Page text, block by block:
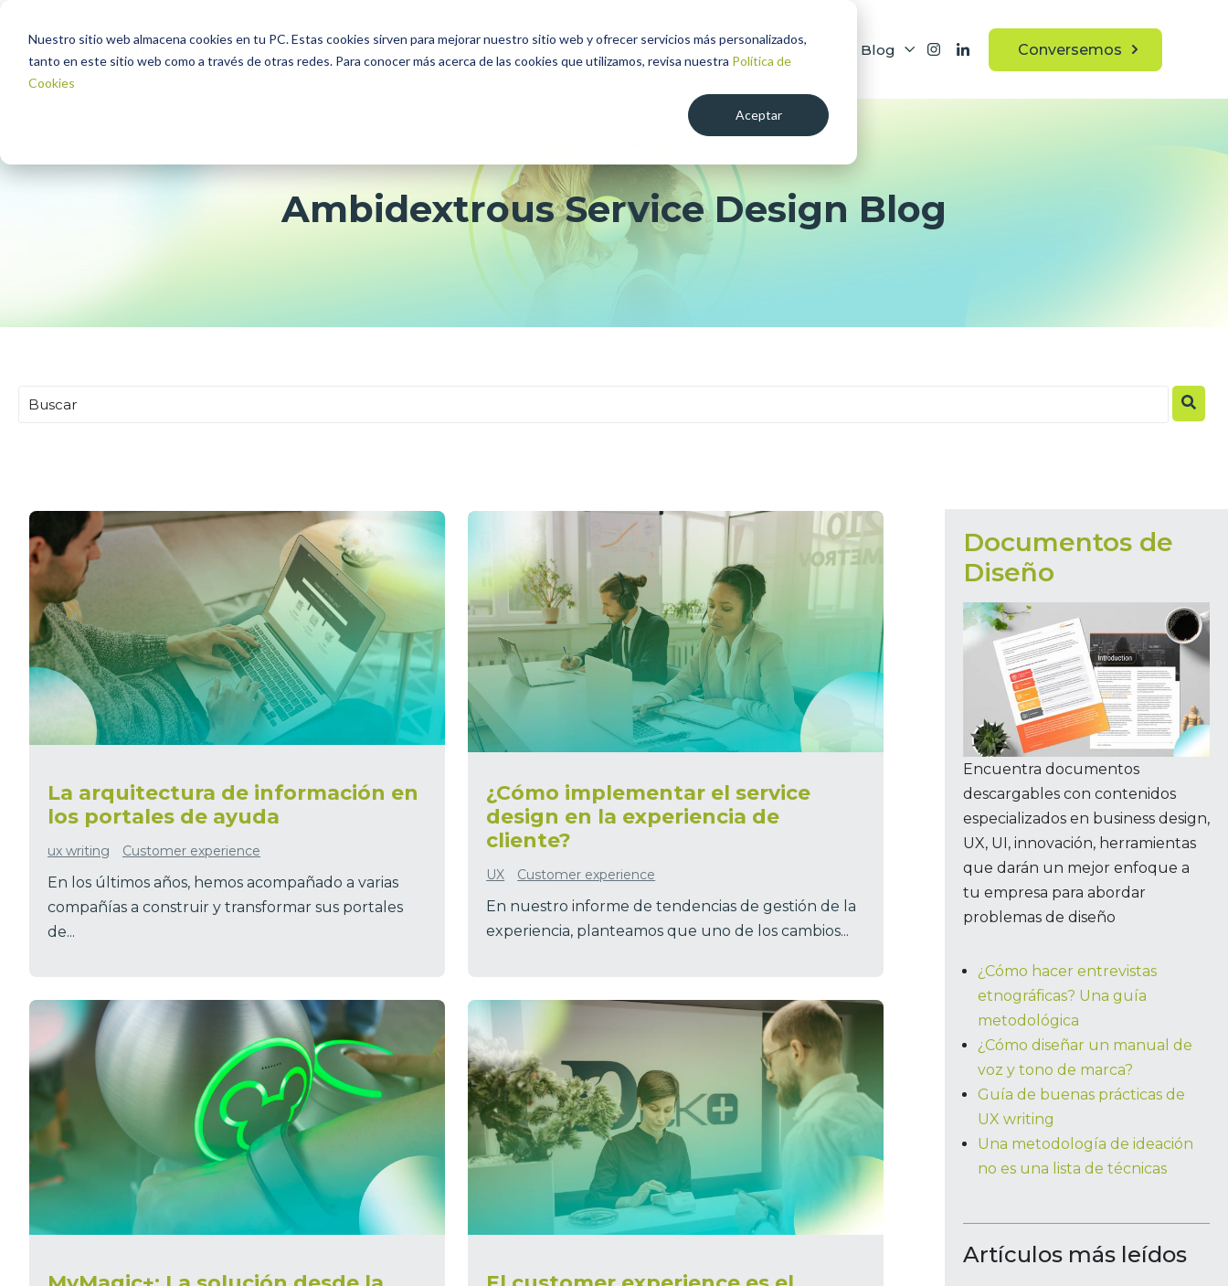
Nuestro sitio web almacena cookies en tu PC. Estas cookies sirven para mejorar nuestro sitio web y ofrecer servicios más personalizados,
tanto en este sitio web como a través de otras redes. Para conocer más acerca de las cookies que utilizamos, revisa nuestra Política de
Cookies
Aceptar
Nosotros Blog Conversemos
Ambidextrous Service Design Blog
La arquitectura de información en
los portales de ayuda
ux writing Customer experience
En los últimos años, hemos acompañado a varias
compañías a construir y transformar sus portales
de...
¿Cómo implementar el service
design en la experiencia de
cliente?
UX Customer experience
En nuestro informe de tendencias de gestión de la
experiencia, planteamos que uno de los cambios...
Documentos de
Diseño
Encuentra documentos
descargables con contenidos
especializados en business design,
UX, UI, innovación, herramientas
que darán un mejor enfoque a
tu empresa para abordar
problemas de diseño
¿Cómo hacer entrevistas
etnográficas? Una guía
metodológica
¿Cómo diseñar un manual de
voz y tono de marca?
Guía de buenas prácticas de
UX writing
Una metodología de ideación
no es una lista de técnicas
Artículos más leídos